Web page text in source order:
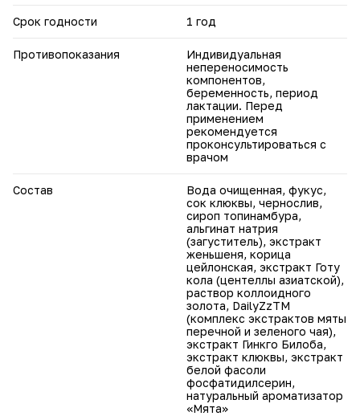
Срок годности 1 год
Противопоказания
Индивидуальная
непереносимость
компонентов,
беременность, период
лактации. Перед
применением
рекомендуется
проконсультироваться с
врачом
Состав
Вода очищенная, фукус,
сок клюквы, чернослив,
сироп топинамбура,
альгинат натрия
(загуститель), экстракт
женьшеня, корица
цейлонская, экстракт Готу
кола (центеллы азиатской),
раствор коллоидного
золота, DailyZzТМ
(комплекс экстрактов мяты
перечной и зеленого чая),
экстракт Гинкго Билоба,
экстракт клюквы, экстракт
белой фасоли
фосфатидилсерин,
натуральный ароматизатор
«Мята»